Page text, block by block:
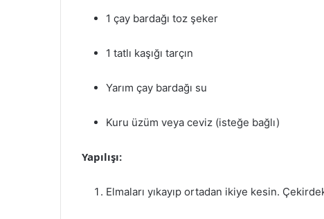
1 çay bardağı toz şeker
1 tatlı kaşığı tarçın
Yarım çay bardağı su
Kuru üzüm veya ceviz (isteğe bağlı)
Yapılışı:
Elmaları yıkayıp ortadan ikiye kesin.